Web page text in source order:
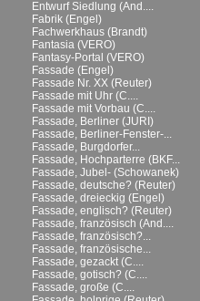
Entwurf Siedlung (And....
Fabrik (Engel)
Fachwerkhaus (Brandt)
Fantasia (VERO)
Fantasy-Portal (VERO)
Fassade (Engel)
Fassade Nr. XX (Reuter)
Fassade mit Uhr (C....
Fassade mit Vorbau (C....
Fassade, Berliner (JURI)
Fassade, Berliner-Fenster-...
Fassade, Burgdorfer...
Fassade, Hochparterre (BKF...
Fassade, Jubel- (Schowanek)
Fassade, deutsche? (Reuter)
Fassade, dreieckig (Engel)
Fassade, englisch? (Reuter)
Fassade, französisch (And....
Fassade, französisch?...
Fassade, französische...
Fassade, gezackt (C....
Fassade, gotisch? (C....
Fassade, große (C....